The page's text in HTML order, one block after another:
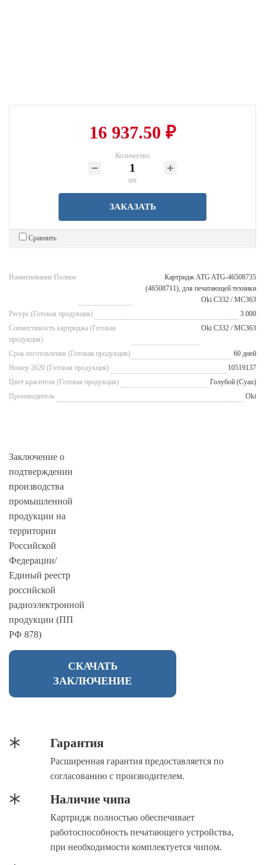
16 937.50 ₽
Количество
шт
ЗАКАЗАТЬ
Сравнить
Наименование Полное
Картридж ATG ATG-46508735
(46508711), для печатающей техники
Oki C332 / MC363
Ресурс (Готовая продукция)
3 000
Совместимость картриджа (Готовая
продукция)
Oki C332 / MC363
Срок изготовления (Готовая продукция)
60 дней
Номер 2620 (Готовая продукция)
10519137
Цвет красителя (Готовая продукция)
Голубой (Cyan)
Производитель
Oki
Заключение о
подтверждении
производства
промышленной
продукции на
территории
Российской
Федерации/
Единый реестр
российской
радиоэлектронной
продукции (ПП
РФ 878)
СКАЧАТЬ
ЗАКЛЮЧЕНИЕ
Гарантия
Расширенная гарантия предоставляется по
согласованию с производителем.
Наличие чипа
Картридж полностью обеспечивает
работоспособность печатающего устройства,
при необходимости комплектуется чипом.